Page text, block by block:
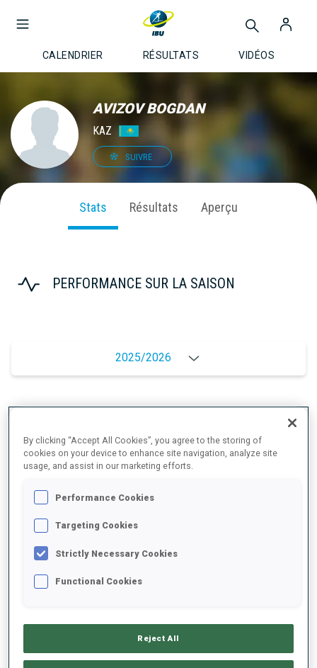
CALENDRIER RÉSULTATS VIDÉOS
AVIZOV BOGDAN
KAZ
SUIVRE
Stats Résultats Aperçu
PERFORMANCE SUR LA SAISON
2025/2026
RETARD SUR LE MEILLEUR CHRONO SKI
TIR DEBOUT
TENDANCE DES PERFORMANCES
By clicking “Accept All Cookies”, you agree to the storing of
cookies on your device to enhance site navigation, analyze site
usage, and assist in our marketing efforts.
Performance Cookies
Targeting Cookies
Strictly Necessary Cookies
Functional Cookies
Reject All